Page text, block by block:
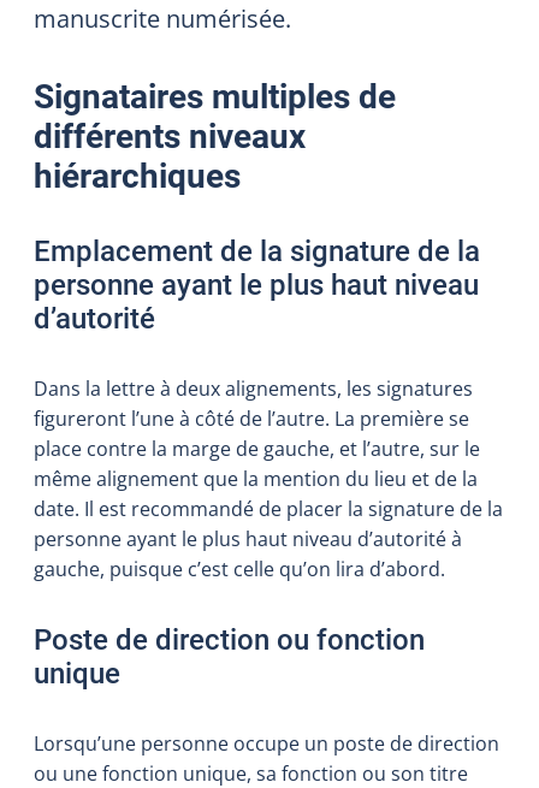
manuscrite numérisée.
Signataires multiples de
différents niveaux
hiérarchiques
Emplacement de la signature de la
personne ayant le plus haut niveau
d’autorité
Dans la lettre à deux alignements, les signatures
figureront l’une à côté de l’autre. La première se
place contre la marge de gauche, et l’autre, sur le
même alignement que la mention du lieu et de la
date. Il est recommandé de placer la signature de la
personne ayant le plus haut niveau d’autorité à
gauche, puisque c’est celle qu’on lira d’abord.
Poste de direction ou fonction
unique
Lorsqu’une personne occupe un poste de direction
ou une fonction unique, sa fonction ou son titre